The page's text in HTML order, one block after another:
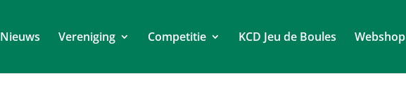
Nieuws Vereniging Competitie KCD Jeu de Boules Webshop